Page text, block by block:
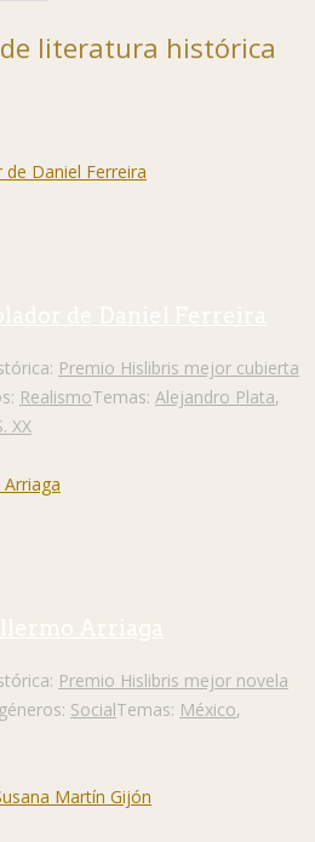
literatura histórica
de Daniel Ferreira
Premio Hislibris mejor cubierta
RealismoTemas: Alejandro Plata,
XX
Arriaga
Premio Hislibris mejor novela
SocialTemas: México,